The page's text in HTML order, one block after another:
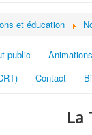
et éducation
public
Contact
La